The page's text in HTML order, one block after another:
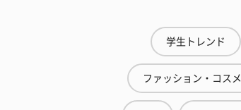
学生トレンド
ファッション・コスメ